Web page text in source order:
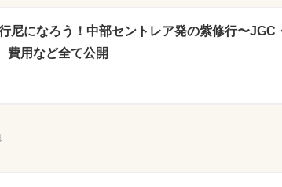
尼になろう！中部セントレア発の紫修行〜JGC
費用など全て公開